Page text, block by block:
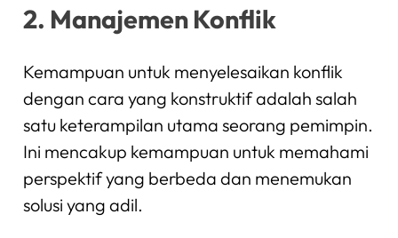
2. Manajemen Konflik
Kemampuan untuk menyelesaikan konflik
dengan cara yang konstruktif adalah salah
satu keterampilan utama seorang pemimpin.
Ini mencakup kemampuan untuk memahami
perspektif yang berbeda dan menemukan
solusi yang adil.